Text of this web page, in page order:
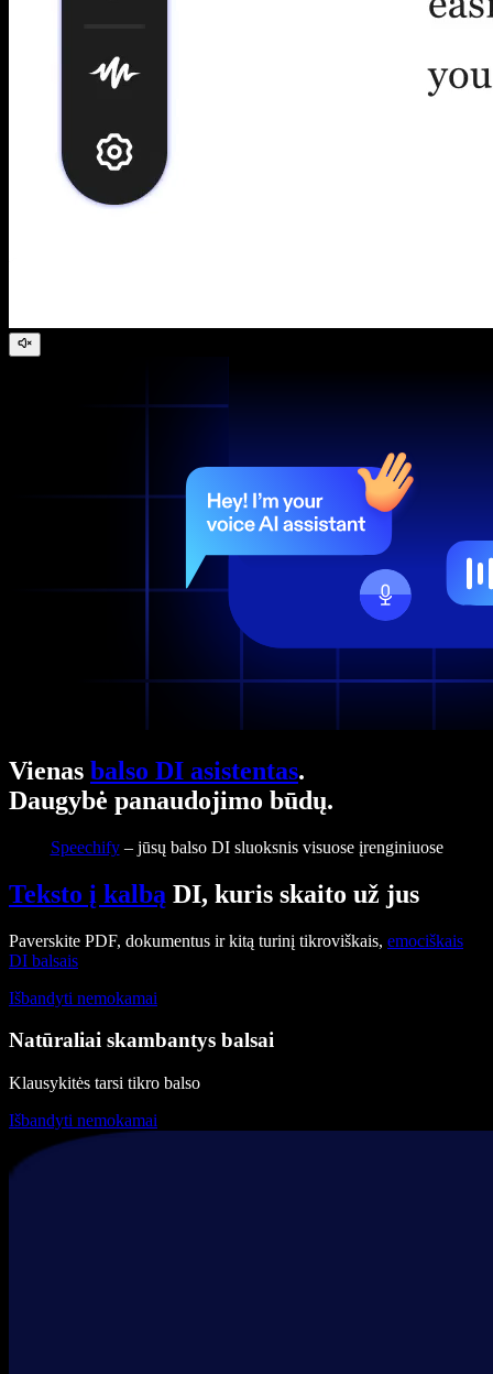
Vienas balso DI asistentas.
Daugybė panaudojimo būdų.
Speechify– jūsų balso DI sluoksnis visuose įrenginiuose
Teksto į kalbą DI, kuris skaito už jus
Paverskite PDF, dokumentus ir kitą turinį tikroviškais, emociškais
DI balsais
Išbandyti nemokamai
Natūraliai skambantys balsai
Klausykitės tarsi tikro balso
Išbandyti nemokamai